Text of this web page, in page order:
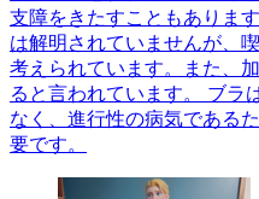
支障をきたすこともありま
は解明されていませんが、
考えられています。また、
ると言われています。 ブラ
なく、進行性の病気である
要です。